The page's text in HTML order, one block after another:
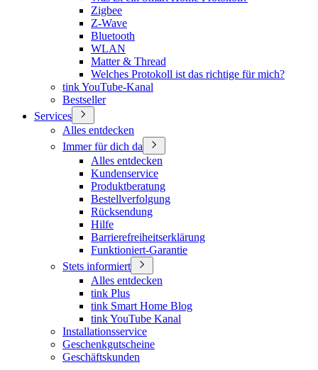
Zigbee
Z-Wave
Bluetooth
WLAN
Matter & Thread
Welches Protokoll ist das richtige für mich?
tink YouTube-Kanal
Bestseller
Services
Alles entdecken
Immer für dich da
Alles entdecken
Kundenservice
Produktberatung
Bestellverfolgung
Rücksendung
Hilfe
Barrierefreiheitserklärung
Funktioniert-Garantie
Stets informiert
Alles entdecken
tink Plus
tink Smart Home Blog
tink YouTube Kanal
Installationsservice
Geschenkgutscheine
Geschäftskunden